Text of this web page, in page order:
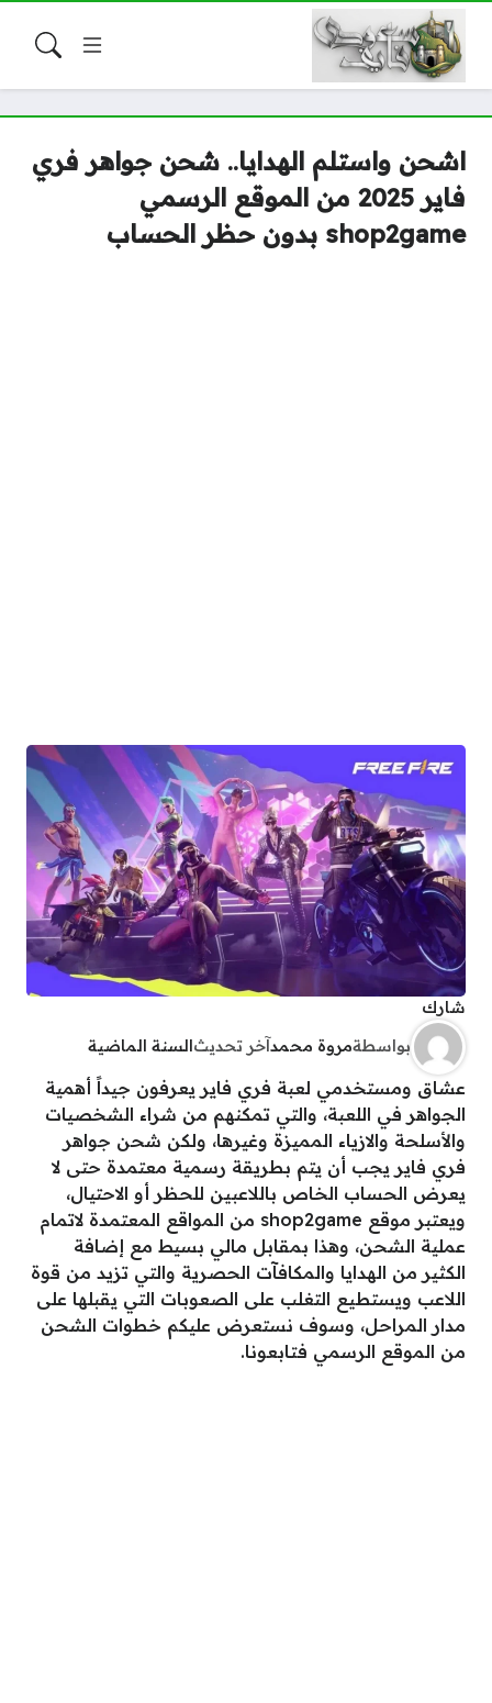
اشحن واستلم الهدايا.. شحن جواهر فري
فاير 2025 من الموقع الرسمي
shop2game بدون حظر الحساب
شارك
بواسطةمروة محمدآخر تحديثالسنة الماضية
عشاق ومستخدمي لعبة فري فاير يعرفون جيداً أهمية
الجواهر في اللعبة، والتي تمكنهم من شراء الشخصيات
والأسلحة والازياء المميزة وغيرها، ولكن شحن جواهر
فري فاير يجب أن يتم بطريقة رسمية معتمدة حتى لا
يعرض الحساب الخاص باللاعبين للحظر أو الاحتيال،
ويعتبر موقع shop2game من المواقع المعتمدة لاتمام
عملية الشحن، وهذا بمقابل مالي بسيط مع إضافة
الكثير من الهدايا والمكافآت الحصرية والتي تزيد من قوة
اللاعب ويستطيع التغلب على الصعوبات التي يقبلها على
مدار المراحل، وسوف نستعرض عليكم خطوات الشحن
من الموقع الرسمي فتابعونا.